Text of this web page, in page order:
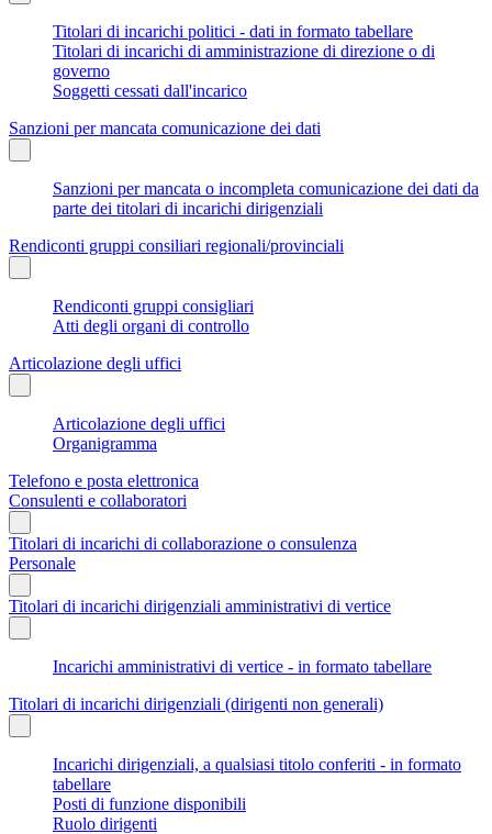
Titolari di incarichi politici - dati in formato tabellare
Titolari di incarichi di amministrazione di direzione o di
governo
Soggetti cessati dall'incarico
Sanzioni per mancata comunicazione dei dati
Sanzioni per mancata o incompleta comunicazione dei dati da
parte dei titolari di incarichi dirigenziali
Rendiconti gruppi consiliari regionali/provinciali
Rendiconti gruppi consigliari
Atti degli organi di controllo
Articolazione degli uffici
Articolazione degli uffici
Organigramma
Telefono e posta elettronica
Consulenti e collaboratori
Titolari di incarichi di collaborazione o consulenza
Personale
Titolari di incarichi dirigenziali amministrativi di vertice
Incarichi amministrativi di vertice - in formato tabellare
Titolari di incarichi dirigenziali (dirigenti non generali)
Incarichi dirigenziali, a qualsiasi titolo conferiti - in formato
tabellare
Posti di funzione disponibili
Ruolo dirigenti